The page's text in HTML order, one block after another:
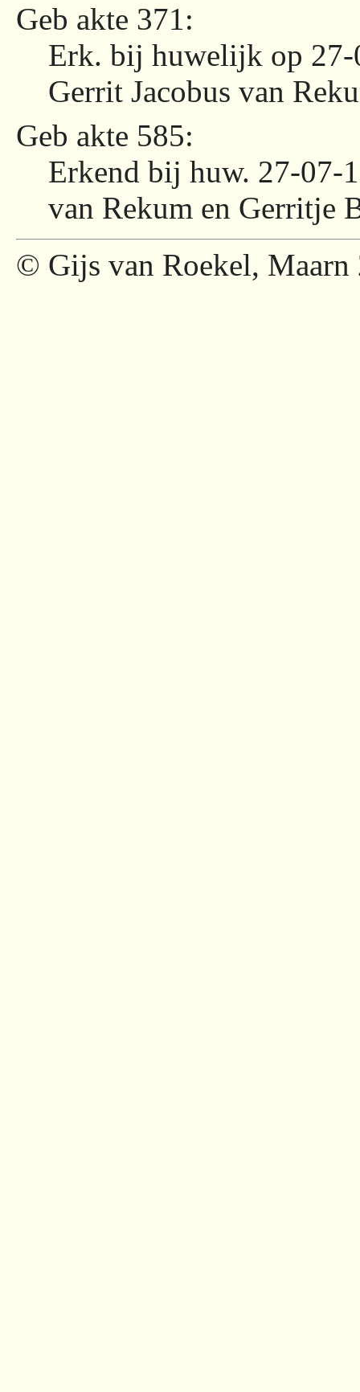
Geb akte 371:
Erk. bij huwelijk op 27-
Gerrit Jacobus van
Geb akte 585:
Erkend bij huw. 27-07-
van Rekum en Gerritje
© Gijs van Roekel, Maarn